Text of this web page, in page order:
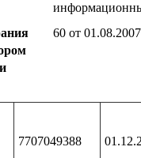
60 от 01.08.2007
7707049388